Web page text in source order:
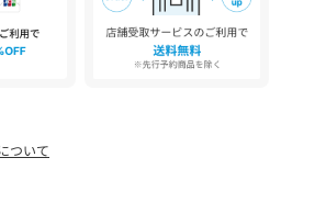
どことなくファンタジーで温もりのある雰
温泉、海水、紫外線などはジュエリーを
ので、ご注意ください。
ぶれを生じた場合はご利用をお止めいた
ついて